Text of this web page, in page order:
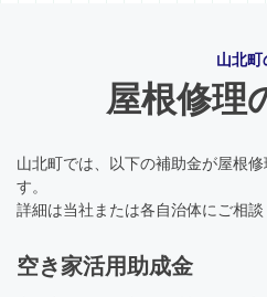
山北町
屋根修理
山北町では、以下の補助金が屋根
す。
詳細は当社または各自治体にご相談
空き家活用助成金